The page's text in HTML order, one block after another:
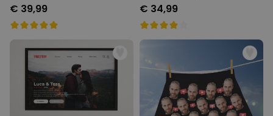
€ 39,99 € 34,99